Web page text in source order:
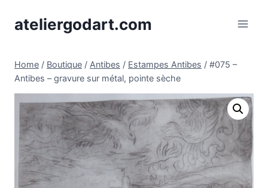
ateliergodart.com
Home / Boutique / Antibes / Estampes Antibes / #075 –
Antibes – gravure sur métal, pointe sèche